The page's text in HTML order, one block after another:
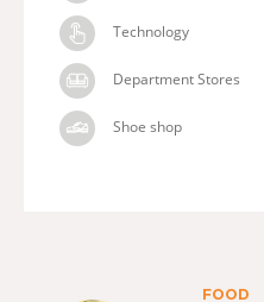
Technology
Department Stores
Shoe shop
FOOD